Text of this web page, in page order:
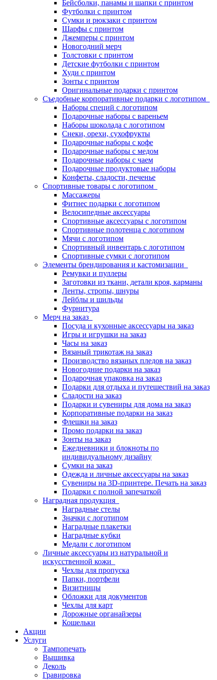
Бейсболки, панамы и шапки с принтом
Футболки с принтом
Сумки и рюкзаки с принтом
Шарфы с принтом
Джемперы с принтом
Новогодний мерч
Толстовки с принтом
Детские футболки с принтом
Худи с принтом
Зонты с принтом
Оригинальные подарки с принтом
Съедобные корпоративные подарки с логотипом
Наборы специй с логотипом
Подарочные наборы с вареньем
Наборы шоколада с логотипом
Снеки, орехи, сухофрукты
Подарочные наборы с кофе
Подарочные наборы с медом
Подарочные наборы с чаем
Подарочные продуктовые наборы
Конфеты, сладости, печенье
Спортивные товары с логотипом
Массажеры
Фитнес подарки с логотипом
Велосипедные аксессуары
Спортивные аксессуары с логотипом
Спортивные полотенца с логотипом
Мячи с логотипом
Спортивный инвентарь с логотипом
Спортивные сумки с логотипом
Элементы брендирования и кастомизации
Ремувки и пуллеры
Заготовки из ткани, детали кроя, карманы
Ленты, стропы, шнуры
Лейблы и шильды
Фурнитура
Мерч на заказ
Посуда и кухонные аксессуары на заказ
Игры и игрушки на заказ
Часы на заказ
Вязаный трикотаж на заказ
Производство вязаных пледов на заказ
Новогодние подарки на заказ
Подарочная упаковка на заказ
Подарки для отдыха и путешествий на заказ
Сладости на заказ
Подарки и сувениры для дома на заказ
Корпоративные подарки на заказ
Флешки на заказ
Промо подарки на заказ
Зонты на заказ
Ежедневники и блокноты по
индивидуальному дизайну
Сумки на заказ
Одежда и личные аксессуары на заказ
Сувениры на 3D-принтере. Печать на заказ
Подарки с полной запечаткой
Наградная продукция
Наградные стелы
Значки с логотипом
Наградные плакетки
Наградные кубки
Медали с логотипом
Личные аксессуары из натуральной и
искусственной кожи
Чехлы для пропуска
Папки, портфели
Визитницы
Обложки для документов
Чехлы для карт
Дорожные органайзеры
Кошельки
Акции
Услуги
Тампопечать
Вышивка
Деколь
Гравировка